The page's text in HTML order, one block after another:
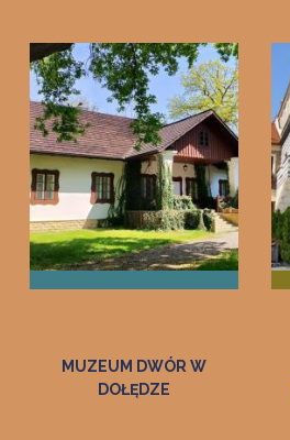
MUZEUM HISTORII
TARNOWA I REGIONU